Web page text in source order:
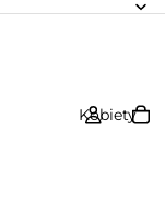
Kobiety